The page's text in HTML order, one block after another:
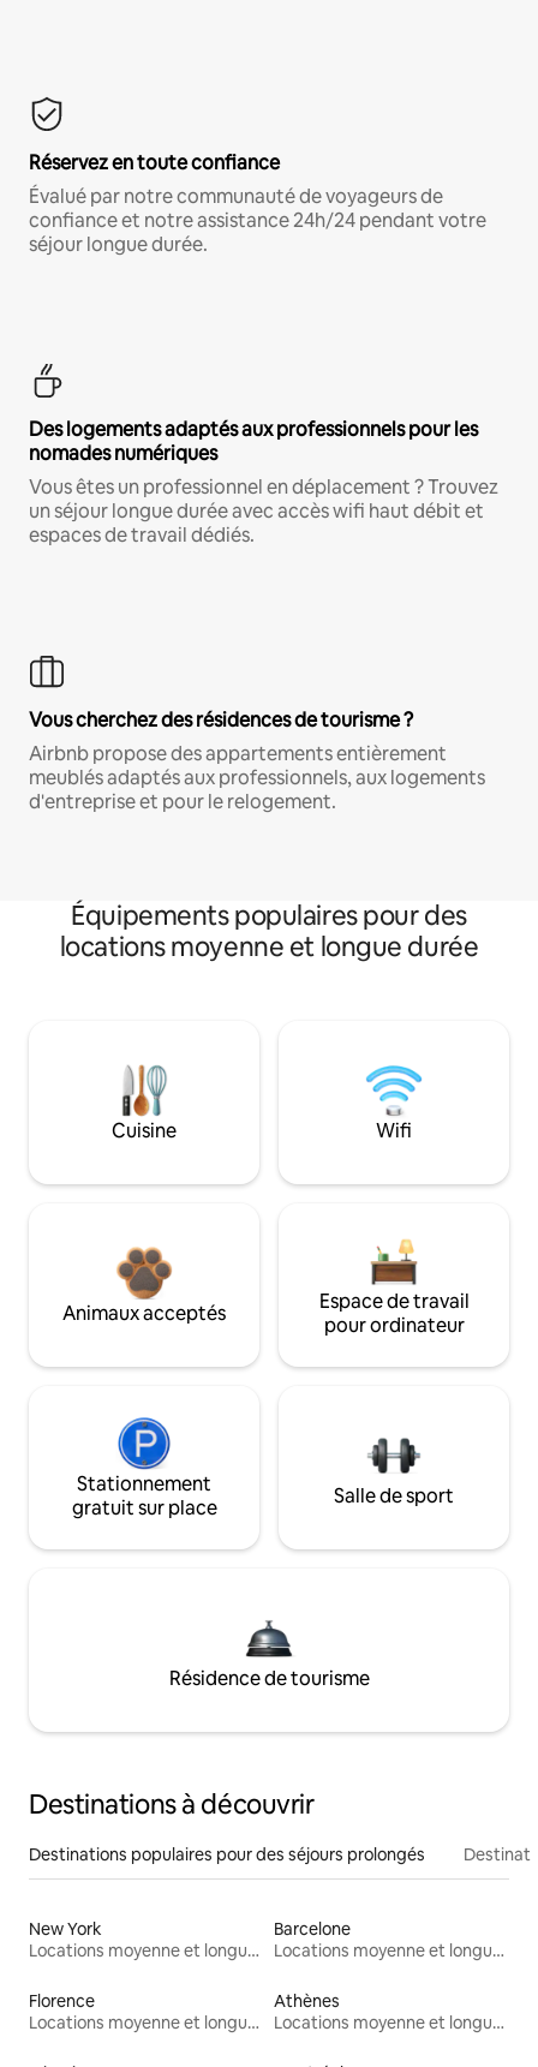
Réservez en toute confiance
Évalué par notre communauté de voyageurs de
confiance et notre assistance 24h/24 pendant votre
séjour longue durée.
Des logements adaptés aux professionnels pour les
nomades numériques
Vous êtes un professionnel en déplacement ? Trouvez
un séjour longue durée avec accès wifi haut débit et
espaces de travail dédiés.
Vous cherchez des résidences de tourisme ?
Airbnb propose des appartements entièrement
meublés adaptés aux professionnels, aux logements
d'entreprise et pour le relogement.
Équipements populaires pour des
locations moyenne et longue durée
Cuisine Wifi
Animaux acceptés
Espace de travail
pour ordinateur
Stationnement
gratuit sur place
Salle de sport
Résidence de tourisme
Destinations à découvrir
Destinations populaires pour des séjours prolongés
New York
Locations moyenne et longue durée
Barcelone
Locations moyenne et longue durée
Florence
Locations moyenne et longue durée
Athènes
Locations moyenne et longue durée